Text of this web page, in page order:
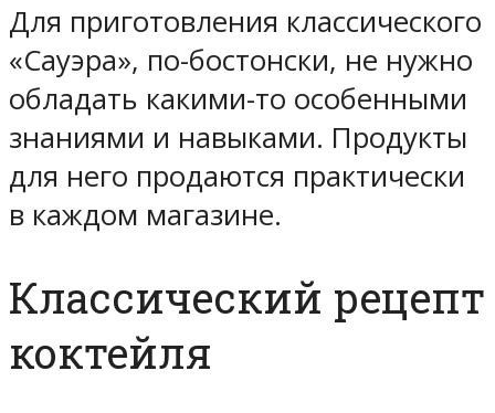
Для приготовления классического
«Сауэра», по-бостонски, не нужно
обладать какими-то особенными
знаниями и навыками. Продукты
для него продаются практически
в каждом магазине.
Классический рецепт
коктейля